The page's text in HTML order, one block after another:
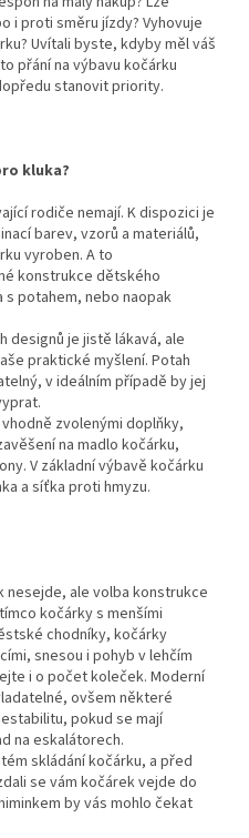
i proti směru jízdy? Vyhovuje
Uvítali byste, kdyby měl váš
přání na výbavu kočárku
stanovit priority.
kluka?
rodiče nemají. K dispozici je
barev, vzorů a materiálů,
vyroben. A to
konstrukce dětského
potahem, nebo naopak
designů je jistě lákavá, ale
praktické myšlení. Potah
v ideálním případě by jej
zvolenými doplňky,
na madlo kočárku,
V základní výbavě kočárku
a síťka proti hmyzu.
nesejde, ale volba konstrukce
kočárky s menšími
chodníky, kočárky
snesou i pohyb v lehčím
i o počet koleček. Moderní
ovšem některé
pokud se mají
na eskalátorech.
skládání kočárku, a před
se vám kočárek vejde do
by vás mohlo čekat